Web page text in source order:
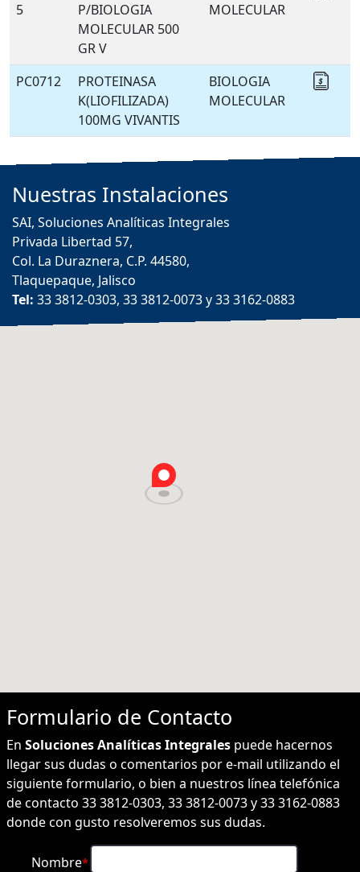
5
P/BIOLOGIA
MOLECULAR 500
GR V
MOLECULAR
PC0712
PROTEINASA
K(LIOFILIZADA)
100MG VIVANTIS
BIOLOGIA
MOLECULAR
Nuestras Instalaciones
SAI, Soluciones Analíticas Integrales
Privada Libertad 57,
Col. La Duraznera, C.P. 44580,
Tlaquepaque, Jalisco
Tel: 33 3812-0303, 33 3812-0073 y 33 3162-0883
Formulario de Contacto
En Soluciones Analíticas Integrales puede hacernos
llegar sus dudas o comentarios por e-mail utilizando el
siguiente formulario, o bien a nuestros línea telefónica
de contacto 33 3812-0303, 33 3812-0073 y 33 3162-0883
donde con gusto resolveremos sus dudas.
Nombre*